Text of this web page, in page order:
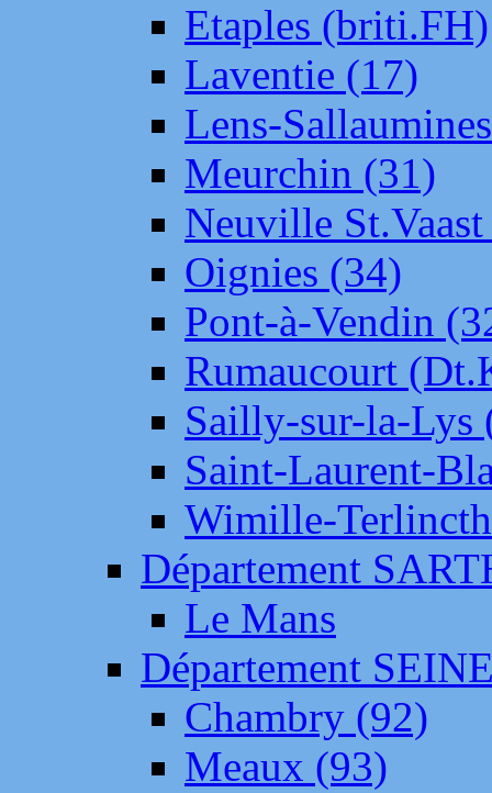
Etaples (briti.FH)
Laventie (17)
Lens-
Meurchin (31)
Neuville
Oignies (34)
Pont-à-Vendin
Rumaucourt
Sailly-sur-la-Lys
Saint-Laurent-
Wimille-
Département
Le Mans
Département
Chambry (92)
Meaux (93)